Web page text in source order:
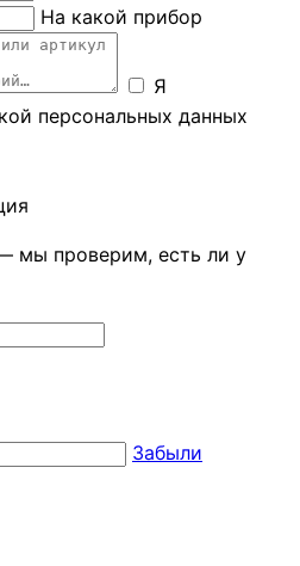
На какой прибор
Я
персональных данных
мы проверим, есть ли у
Забыли